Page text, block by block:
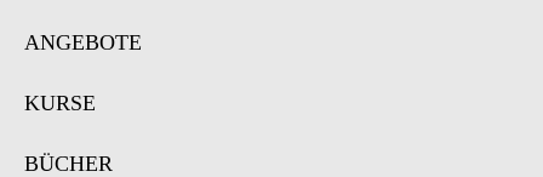
ANGEBOTE
KURSE
BÜCHER